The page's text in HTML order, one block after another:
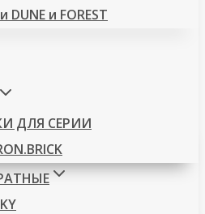
DUNE и FOREST
ДЛЯ СЕРИИ